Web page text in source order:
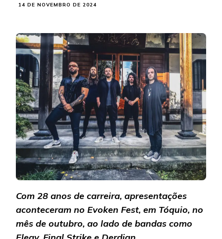
14 DE NOVEMBRO DE 2024
Com 28 anos de carreira, apresentações
aconteceram no Evoken Fest, em Tóquio, no
mês de outubro, ao lado de bandas como